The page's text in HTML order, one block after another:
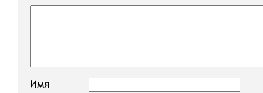
Имя